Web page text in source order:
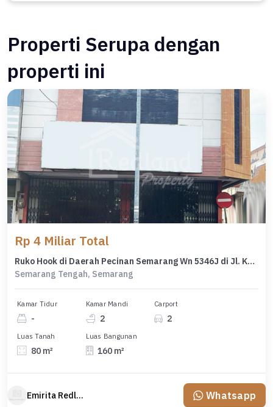
Properti Serupa dengan
properti ini
Rp 4 Miliar Total
Ruko Hook di Daerah Pecinan Semarang Wn 5346J di Jl. Kh Wahid Hasyim, Semarang Tengah
Semarang Tengah, Semarang
Kamar Tidur
-
Kamar Mandi
2
Carport
2
Luas Tanah
80 m²
Luas Bangunan
160 m²
Emirita Redland Whatsapp